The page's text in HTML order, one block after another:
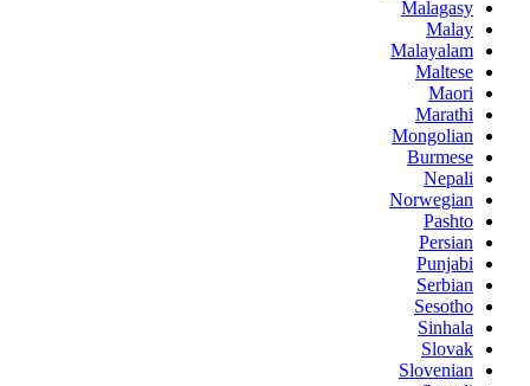
Malagasy
Malay
Malayalam
Maltese
Maori
Marathi
Mongolian
Burmese
Nepali
Norwegian
Pashto
Persian
Punjabi
Serbian
Sesotho
Sinhala
Slovak
Slovenian